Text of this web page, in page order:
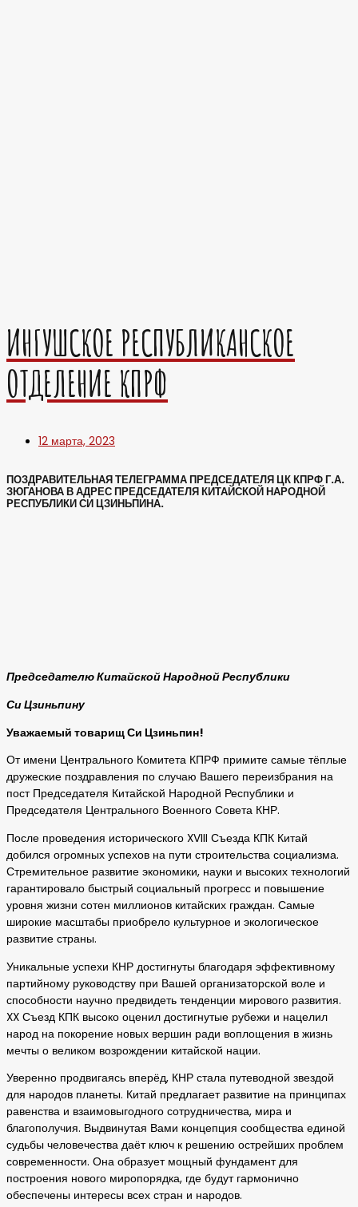
ИНГУШСКОЕ РЕСПУБЛИКАНСКОЕ
ОТДЕЛЕНИЕ КПРФ
12 марта, 2023
ПОЗДРАВИТЕЛЬНАЯ ТЕЛЕГРАММА ПРЕДСЕДАТЕЛЯ ЦК КПРФ Г.А.
ЗЮГАНОВА В АДРЕС ПРЕДСЕДАТЕЛЯ КИТАЙСКОЙ НАРОДНОЙ
РЕСПУБЛИКИ СИ ЦЗИНЬПИНА.
Председателю Китайской Народной Республики
Си Цзиньпину
Уважаемый товарищ Си Цзиньпин!
От имени Центрального Комитета КПРФ примите самые тёплые
дружеские поздравления по случаю Вашего переизбрания на
пост Председателя Китайской Народной Республики и
Председателя Центрального Военного Совета КНР.
После проведения исторического XVIII Съезда КПК Китай
добился огромных успехов на пути строительства социализма.
Стремительное развитие экономики, науки и высоких технологий
гарантировало быстрый социальный прогресс и повышение
уровня жизни сотен миллионов китайских граждан. Самые
широкие масштабы приобрело культурное и экологическое
развитие страны.
Уникальные успехи КНР достигнуты благодаря эффективному
партийному руководству при Вашей организаторской воле и
способности научно предвидеть тенденции мирового развития.
XX Съезд КПК высоко оценил достигнутые рубежи и нацелил
народ на покорение новых вершин ради воплощения в жизнь
мечты о великом возрождении китайской нации.
Уверенно продвигаясь вперёд, КНР стала путеводной звездой
для народов планеты. Китай предлагает развитие на принципах
равенства и взаимовыгодного сотрудничества, мира и
благополучия. Выдвинутая Вами концепция сообщества единой
судьбы человечества даёт ключ к решению острейших проблем
современности. Она образует мощный фундамент для
построения нового миропорядка, где будут гармонично
обеспечены интересы всех стран и народов.